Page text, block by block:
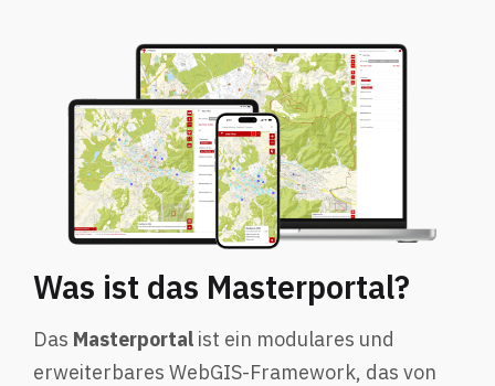
Was ist das Masterportal?
Das Masterportal ist ein modulares und
erweiterbares WebGIS-Framework, das von